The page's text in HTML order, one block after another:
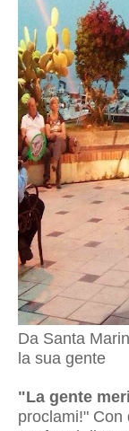
Da Santa
la sua gente
"La gente
proclami!" Con